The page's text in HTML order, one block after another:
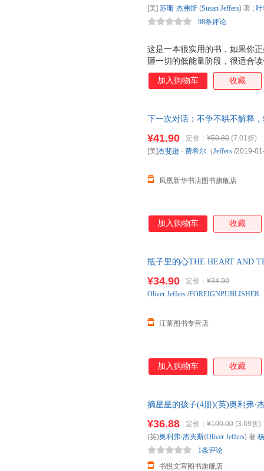
这是一本很实用的书，如果你
砸一切的低能量阶段，很适合
著作《有恐无惧》而闻名，她
各地的数百万人克服了恐惧，
累计销售1500万册。
98条评论
[美] 苏珊·杰弗斯 (Susan Jeffers) 著 ;
加入购物车 收藏
下一次对话：不争不哄不解释
¥41.90 定价： ¥59.80 (7.01折)
凤凰新华书店图书旗舰店
[美]杰斐逊 · 费希尔 （Jeffers /2019-
加入购物车 收藏
瓶子里的心THE HEART AND
¥34.90 定价： ¥34.90
江莱图书专营店
Oliver Jeffers /FOREIGNPUBLISHER
加入购物车 收藏
摘星星的孩子(4册)(英)奥利弗·
多,可开发票,放心选购
¥36.88 定价： ¥100.00 (3.69折)
书悦文宣图书旗舰店
1条评论
(英)奥利弗·杰夫斯(Oliver Jeffers) 著